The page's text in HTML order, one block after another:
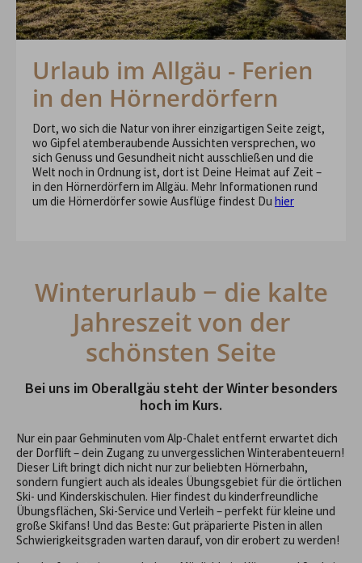
Urlaub im Allgäu - Ferien
in den Hörnerdörfern
Dort, wo sich die Natur von ihrer einzigartigen Seite zeigt,
wo Gipfel atemberaubende Aussichten versprechen, wo
sich Genuss und Gesundheit nicht ausschließen und die
Welt noch in Ordnung ist, dort ist Deine Heimat auf Zeit –
in den Hörnerdörfern im Allgäu. Mehr Informationen rund
um die Hörnerdörfer sowie Ausflüge findest Du hier
Winterurlaub − die kalte
Jahreszeit von der
schönsten Seite
Bei uns im Oberallgäu steht der Winter besonders
hoch im Kurs.
Nur ein paar Gehminuten vom Alp-Chalet entfernt erwartet dich
der Dorflift – dein Zugang zu unvergesslichen Winterabenteuern!
Dieser Lift bringt dich nicht nur zur beliebten Hörnerbahn,
sondern fungiert auch als ideales Übungsgebiet für die örtlichen
Ski- und Kinderskischulen. Hier findest du kinderfreundliche
Übungsflächen, Ski-Service und Verleih – perfekt für kleine und
große Skifans! Und das Beste: Gut präparierte Pisten in allen
Schwierigkeitsgraden warten darauf, von dir erobert zu werden!